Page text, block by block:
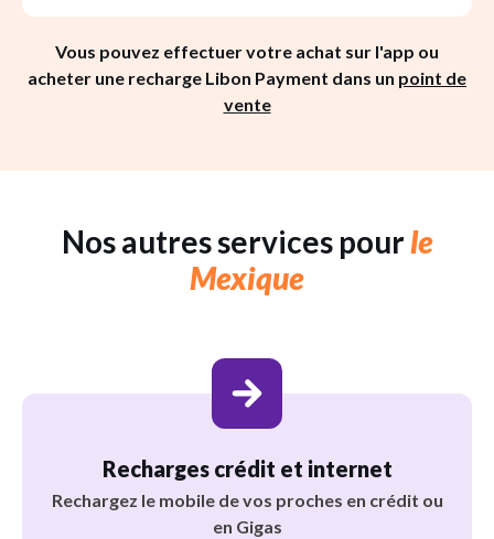
Vous pouvez effectuer votre achat sur l'app ou
acheter une recharge Libon Payment dans un point de
vente
Nos autres services pourle
Mexique
Recharges crédit et internet
Rechargez le mobile de vos proches en crédit ou
en Gigas